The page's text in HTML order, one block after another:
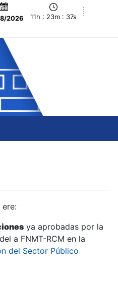
2026 11h : 23m : 37s
ya aprobadas por la
a FNMT-RCM en la
del Sector Público